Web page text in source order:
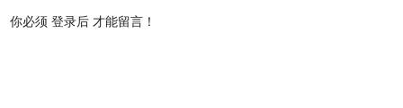
你必须登录后 才能留言！